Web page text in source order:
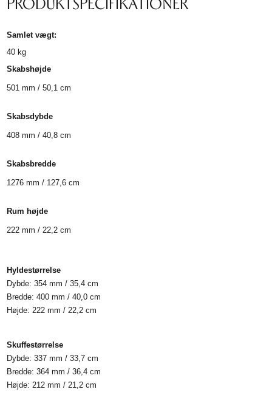
Samlet vægt:
40 kg
Skabshøjde
501 mm / 50,1 cm
Skabsdybde
408 mm / 40,8 cm
Skabsbredde
1276 mm / 127,6 cm
Rum højde
222 mm / 22,2 cm
Hyldestørrelse
Dybde: 354 mm / 35,4 cm
Bredde: 400 mm / 40,0 cm
Højde: 222 mm / 22,2 cm
Skuffestørrelse
Dybde: 337 mm / 33,7 cm
Bredde: 364 mm / 36,4 cm
Højde: 212 mm / 21,2 cm